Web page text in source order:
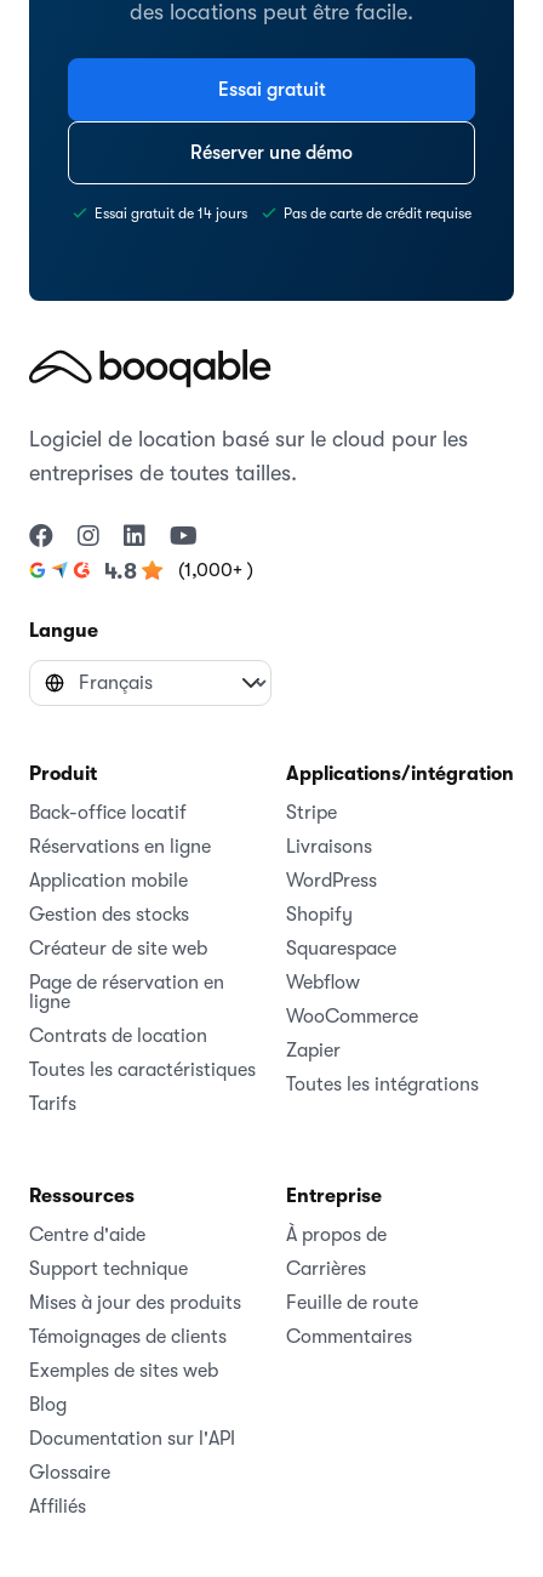
des locations peut être facile.
Essai gratuit
Réserver une démo
Essai gratuit de 14 jours Pas de carte de crédit requise
Logiciel de location basé sur le cloud pour les
entreprises de toutes tailles.
4.8 (1,000+ )
Langue
Produit
Back-office locatif
Réservations en ligne
Application mobile
Gestion des stocks
Créateur de site web
Page de réservation en
ligne
Contrats de location
Toutes les caractéristiques
Tarifs
Applications/intégrations
Stripe
Livraisons
WordPress
Shopify
Squarespace
Webflow
WooCommerce
Zapier
Toutes les intégrations
Ressources
Centre d'aide
Support technique
Mises à jour des produits
Témoignages de clients
Exemples de sites web
Blog
Documentation sur l'API
Glossaire
Affiliés
Entreprise
À propos de
Carrières
Feuille de route
Commentaires